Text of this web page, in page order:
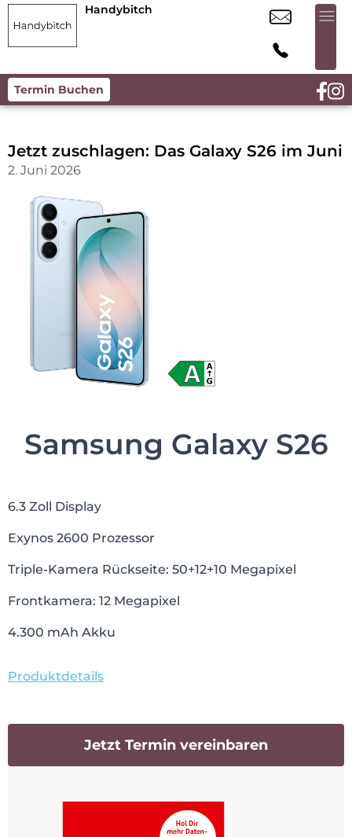
Handybitch
Termin Buchen
Jetzt zuschlagen: Das Galaxy S26 im Juni
2. Juni 2026
Samsung Galaxy S26
6.3 Zoll Display
Exynos 2600 Prozessor
Triple-Kamera Rückseite: 50+12+10 Megapixel
Frontkamera: 12 Megapixel
4.300 mAh Akku
Produktdetails
Jetzt Termin vereinbaren